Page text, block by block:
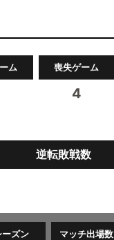
ム 喪失ゲーム
4
逆転敗戦数
ーズン マッチ出場数